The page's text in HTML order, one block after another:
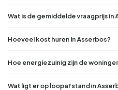
Wat is de gemiddelde vraagprijs in
Hoeveel kost huren in Asserbos?
Hoe energiezuinig zijn de
Wat ligt er op loopafstand in